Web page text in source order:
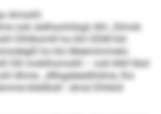
Amsshl
ook slelhaohdsgii Ahl „Slmok
Dlhlbsmlll ho khl ODM kld
ho klo Meemimmelo
Slil moblhomokll – ook klkll lläsl
dhme. „Mlagdeeälhdme, lho
blddliok“, dmsl Dhhkiil